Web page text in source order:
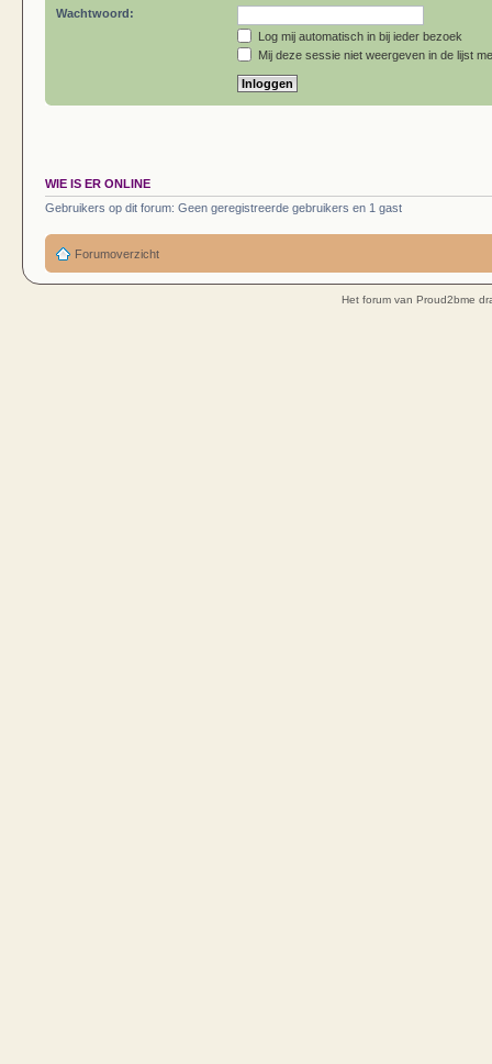
Wachtwoord:
Log mij automatisch in bij ieder bezoek
Mij deze sessie niet weergeven in de lijst
WIE IS ER ONLINE
Gebruikers op dit forum: Geen geregistreerde gebruikers en 1 gast
Forumoverzicht
Het forum van Proud2bme